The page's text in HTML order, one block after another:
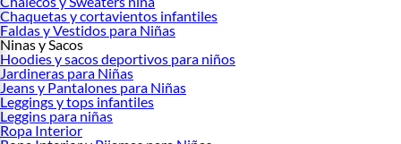
Chaquetas y cortavientos infantiles
Faldas y Vestidos para Niñas
Ninas y Sacos
Hoodies y sacos deportivos para niños
Jardineras para Niñas
Jeans y Pantalones para Niñas
Leggings y tops infantiles
Leggins para niñas
Ropa Interior